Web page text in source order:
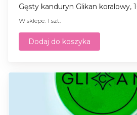
Gęsty kanduryn Glikan koralowy,
W sklepe: 1 szt.
Dodaj do koszyka